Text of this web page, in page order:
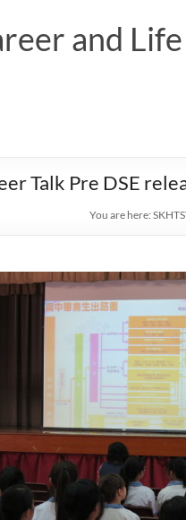
and
Talk Pre DSE
You are here: